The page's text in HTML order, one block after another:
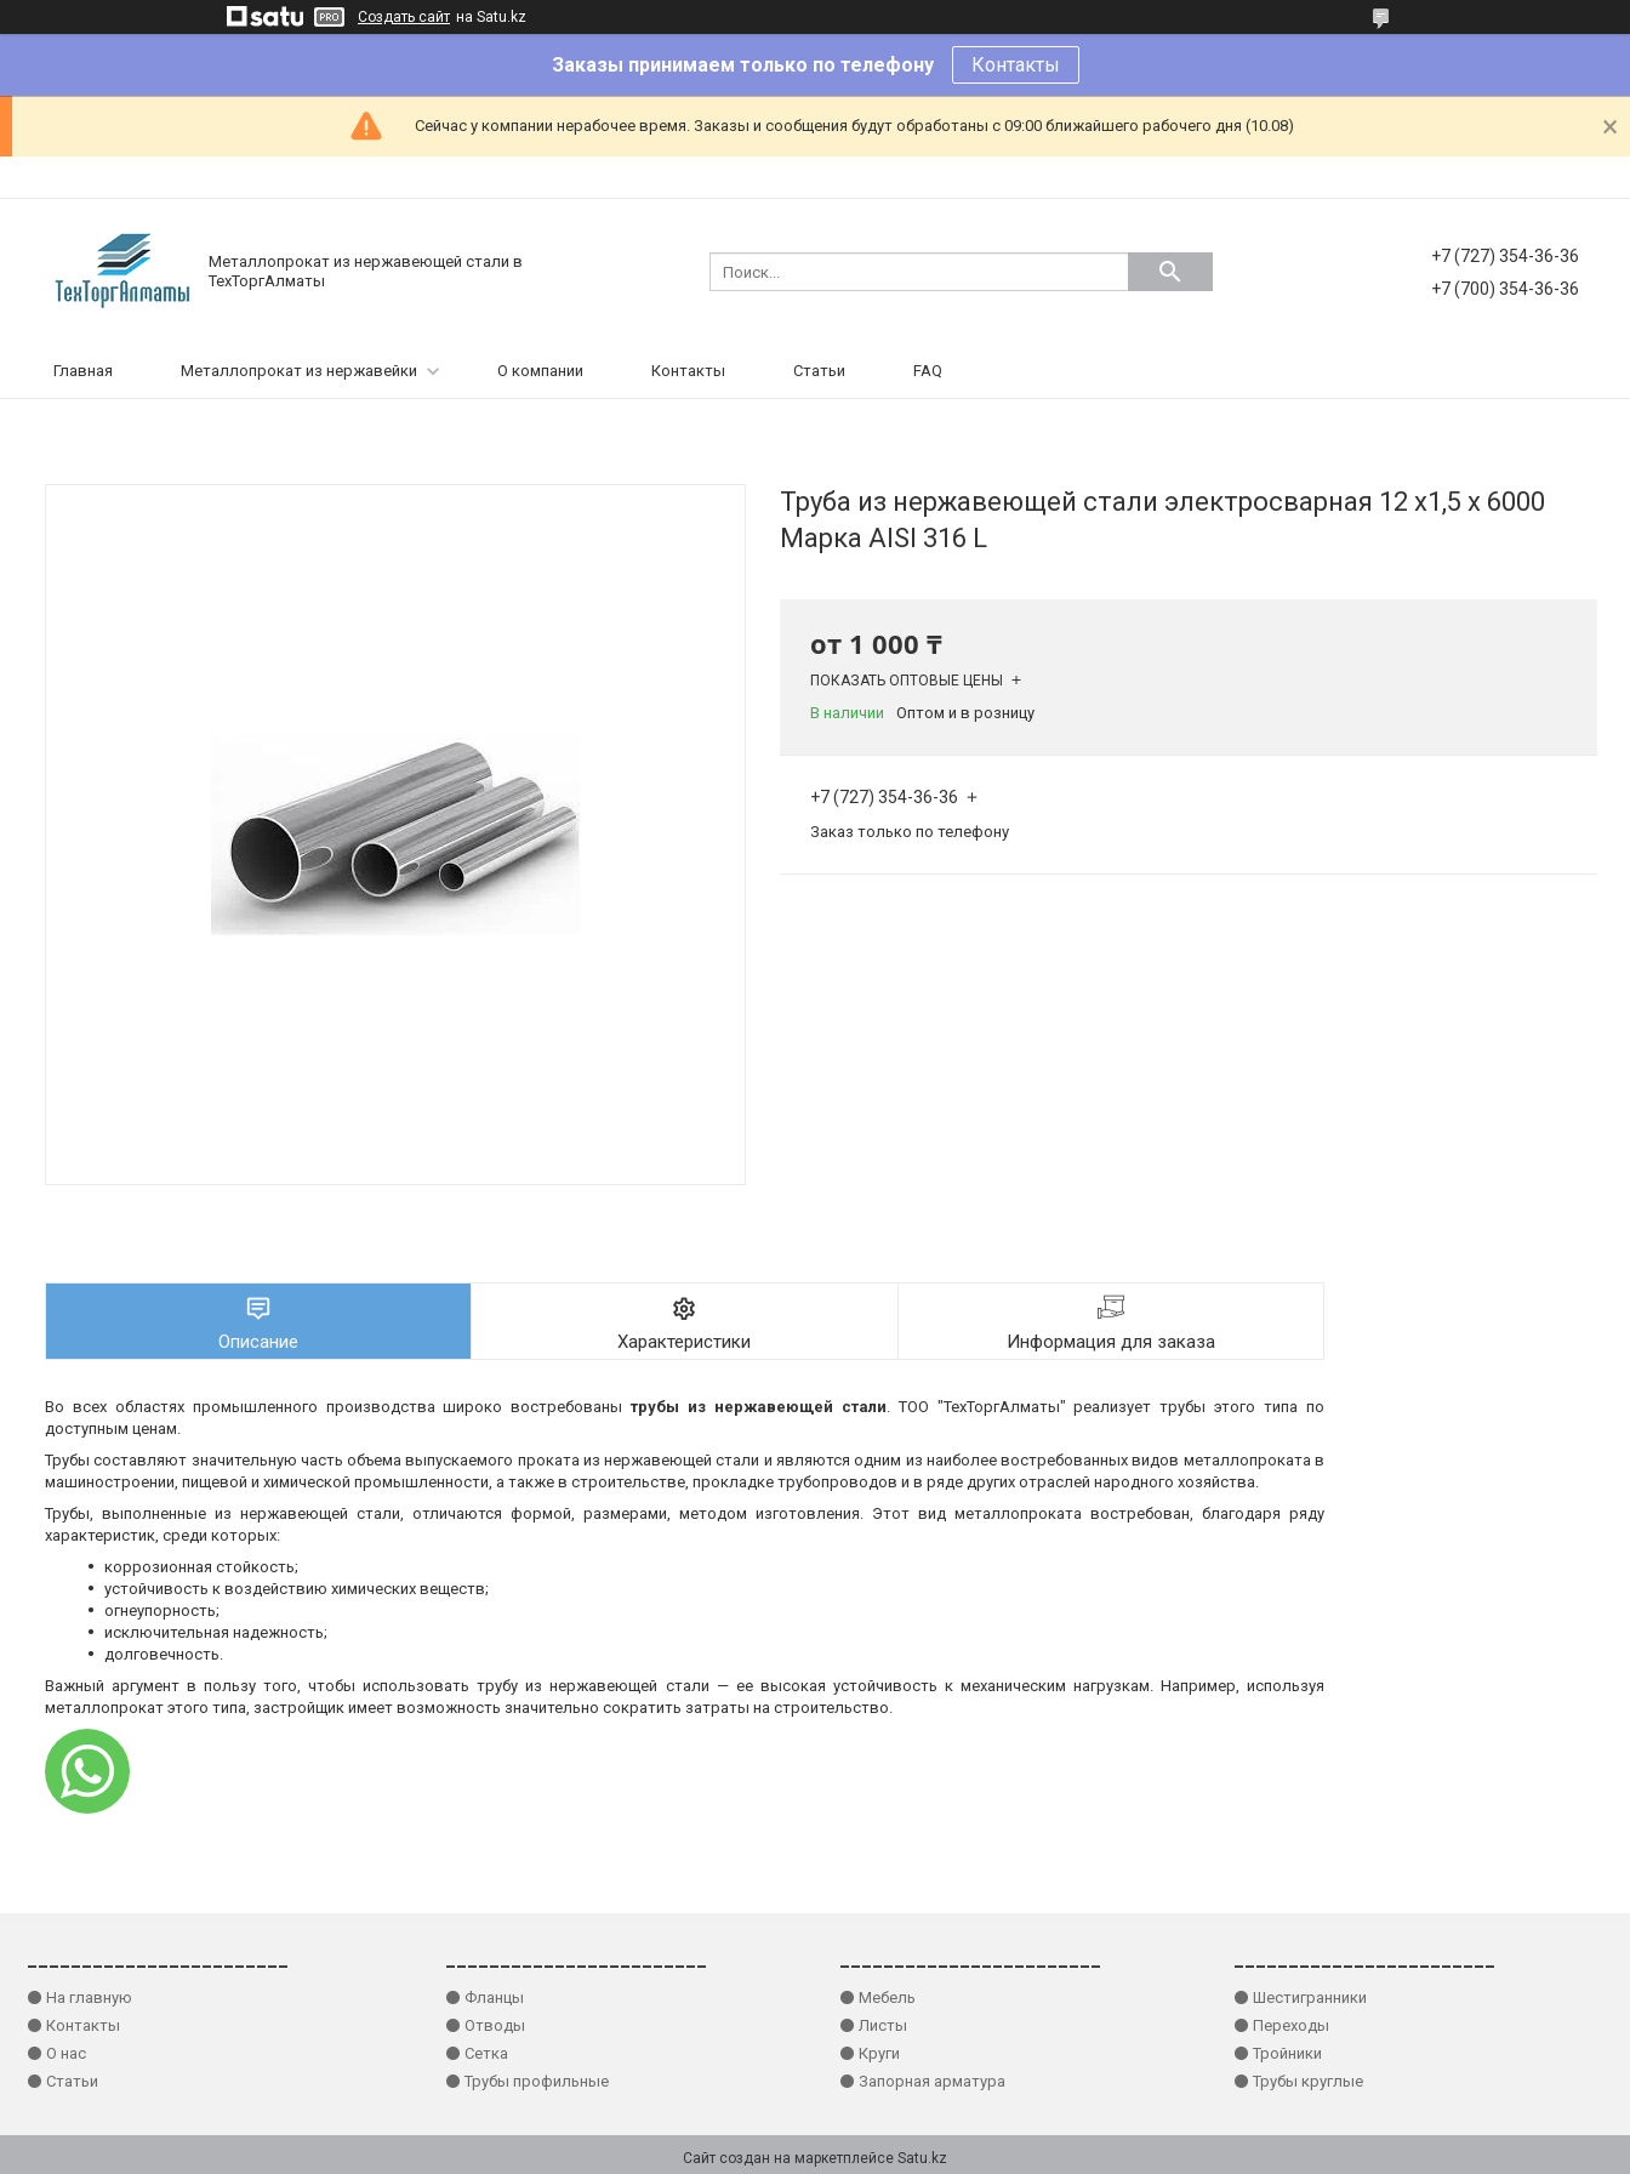
Создать сайт на Satu.kz
Заказы принимаем только по телефону Контакты
Сейчас у компании нерабочее время. Заказы и сообщения будут обработаны с 09:00 ближайшего рабочего дня (10.08)
Металлопрокат из нержавеющей стали в
ТехТоргАлматы
+7 (727) 354-36-36
+7 (700) 354-36-36
Главная Металлопрокат из нержавейки О компании Контакты Статьи FAQ
Труба из нержавеющей стали электросварная 12 х1,5 х 6000
Марка AISI 316 L
от 1 000 ₸
ПОКАЗАТЬ ОПТОВЫЕ ЦЕНЫ
В наличии Оптом и в розницу
+7 (727) 354-36-36
Заказ только по телефону
Описание Характеристики Информация для заказа
Во всех областях промышленного производства широко востребованытрубы из нержавеющей стали. ТОО "ТехТоргАлматы" реализует трубы этого типа по
доступным ценам.
Трубы составляют значительную часть объема выпускаемого проката из нержавеющей стали и являются одним из наиболее востребованных видов металлопроката в
машиностроении, пищевой и химической промышленности, а также в строительстве, прокладке трубопроводов и в ряде других отраслей народного хозяйства.
Трубы, выполненные из нержавеющей стали, отличаются формой, размерами, методом изготовления. Этот вид металлопроката востребован, благодаря ряду
характеристик, среди которых:
коррозионная стойкость;
устойчивость к воздействию химических веществ;
огнеупорность;
исключительная надежность;
долговечность.
Важный аргумент в пользу того, чтобы использовать трубу из нержавеющей стали — ее высокая устойчивость к механическим нагрузкам. Например, используя
металлопрокат этого типа, застройщик имеет возможность значительно сократить затраты на строительство.
⚫ На главную
⚫ Контакты
⚫ О нас
⚫ Статьи
⚫ Фланцы
⚫ Отводы
⚫ Сетка
⚫ Трубы профильные
⚫ Мебель
⚫ Листы
⚫ Круги
⚫ Запорная арматура
⚫ Шестигранники
⚫ Переходы
⚫ Тройники
⚫ Трубы круглые
Сайт создан на маркетплейсе Satu.kz